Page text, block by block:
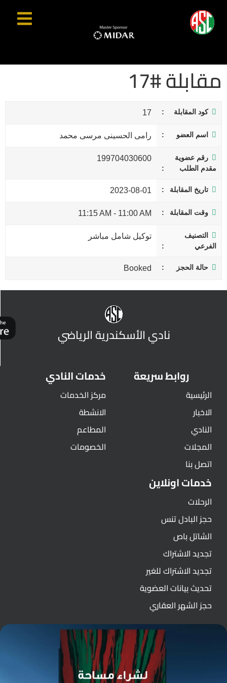
مقابلة #17
كود المقابلة 17
اسم العضو رامى الحسينى مرسى محمد
رقم عضوية
مقدم الطلب
199704030600
تاريخ المقابلة 2023-08-01
وقت المقابلة 11:00 AM
-
11:15 AM
التصنيف
الفرعي
توكيل شامل مباشر
حالة الحجز Booked
نادي الأسكندرية الرياضي
روابط سريعة
الرئيسية
الاخبار
النادي
المجلات
اتصل بنا
خدمات النادي
مركز الخدمات
الانشطة
المطاعم
الخصومات
خدمات اونلاين
الرحلات
حجز البادل تنس
الشاتل باص
تجديد الاشتراك
تجديد الاشتراك للغير
تحديث بيانات العضوية
حجز الشهر العقاري